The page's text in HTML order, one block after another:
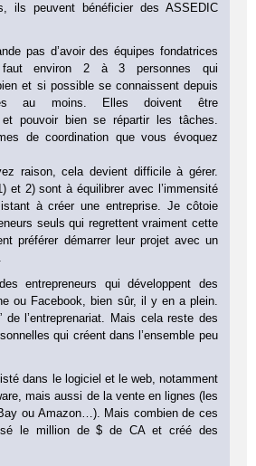
ils peuvent bénéficier des ASSEDIC
pas d’avoir des équipes fondatrices
faut environ 2 à 3 personnes qui
et si possible se connaissent depuis
au moins. Elles doivent être
et pouvoir bien se répartir les tâches.
de coordination que vous évoquez
raison, cela devient difficile à gérer.
et 2) sont à équilibrer avec l’immensité
à créer une entreprise. Je côtoie
seuls qui regrettent vraiment cette
préférer démarrer leur projet avec un
entrepreneurs qui développent des
ou Facebook, bien sûr, il y en a plein.
de l’entreprenariat. Mais cela reste des
qui créent dans l’ensemble peu
dans le logiciel et le web, notamment
mais aussi de la vente en lignes (les
ou Amazon…). Mais combien de ces
le million de $ de CA et créé des